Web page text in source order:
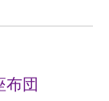
布団